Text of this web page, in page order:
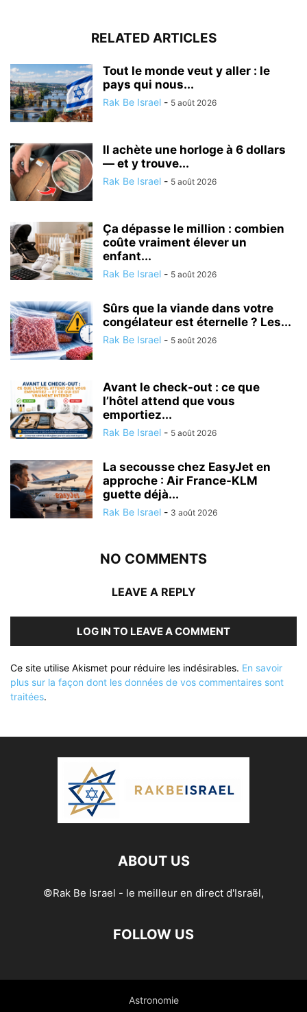
RELATED ARTICLES
Tout le monde veut y aller : le
pays qui nous...
Rak Be Israel - 5 août 2026
Il achète une horloge à 6 dollars
— et y trouve...
Rak Be Israel - 5 août 2026
Ça dépasse le million : combien
coûte vraiment élever un
enfant...
Rak Be Israel - 5 août 2026
Sûrs que la viande dans votre
congélateur est éternelle ? Les...
Rak Be Israel - 5 août 2026
Avant le check-out : ce que
l’hôtel attend que vous
emportiez...
Rak Be Israel - 5 août 2026
La secousse chez EasyJet en
approche : Air France-KLM
guette déjà...
Rak Be Israel - 3 août 2026
NO COMMENTS
LEAVE A REPLY
LOG IN TO LEAVE A COMMENT
Ce site utilise Akismet pour réduire les indésirables. En savoir
plus sur la façon dont les données de vos commentaires sont
traitées.
ABOUT US
©Rak Be Israel - le meilleur en direct d'Israël,
FOLLOW US
Astronomie